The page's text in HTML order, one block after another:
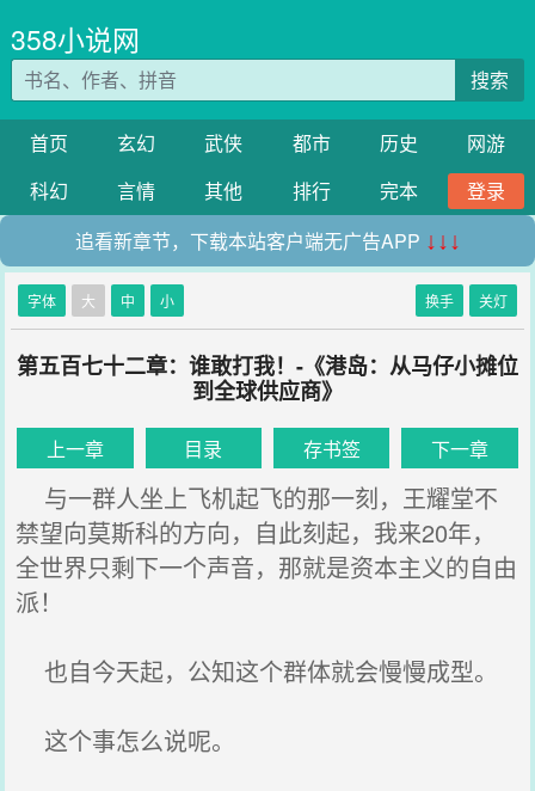
358小说网
搜索
首页 玄幻 武侠 都市 历史
网游
科幻
言情 其他 排行 完本
登录
追看新章节，下载本站客户端无广告APP ↓↓↓
字体 大 中 小 换手 关灯
第五百七十二章：谁敢打我！-《港岛：从马仔小摊位
到全球供应商》
上一章 目录 存书签 下一章
与一群人坐上飞机起飞的那一刻，王耀堂不
禁望向莫斯科的方向，自此刻起，我来20年，
全世界只剩下一个声音，那就是资本主义的自由
派！
也自今天起，公知这个群体就会慢慢成型。
这个事怎么说呢。